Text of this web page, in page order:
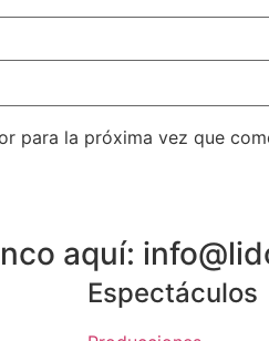
para la próxima vez que
aquí:
Espectáculos